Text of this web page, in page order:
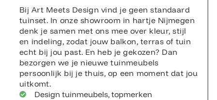
Bij Art Meets Design vind je geen standaard
tuinset. In onze showroom in hartje Nijmegen
denk je samen met ons mee over kleur, stijl
en indeling, zodat jouw balkon, terras of tuin
echt bij jou past. En heb je gekozen? Dan
bezorgen we je nieuwe tuinmeubels
persoonlijk bij je thuis, op een moment dat jou
uitkomt.
Design tuinmeubels, topmerken